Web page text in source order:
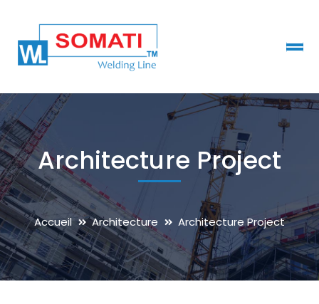
Architecture Project
Accueil Architecture Architecture Project